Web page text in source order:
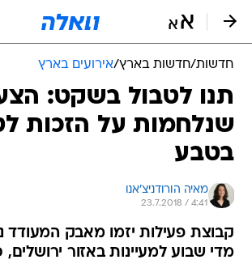
חדשות/חדשות בארץ/אירועים בארץ
תנו לטבול בשקט:
שנלחמות על הזכות
בטבע
מאיה הורודניצ'אנו
23.7.2018 / 4:41
קבוצת פעילות יזמו מאבק המעודד
מדי שבוע למעיינות באזור